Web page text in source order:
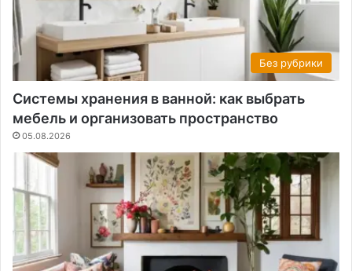
Без рубрики
Системы хранения в ванной: как выбрать
мебель и организовать пространство
05.08.2026